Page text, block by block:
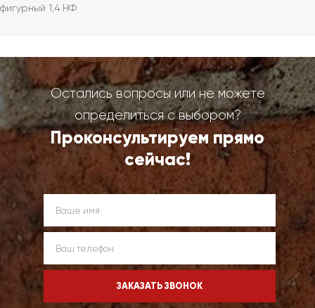
фигурный 1,4 НФ
Остались вопросы или не можете
определиться с выбором?
Проконсультируем прямо
сейчас!